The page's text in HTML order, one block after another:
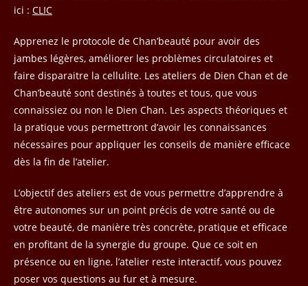
ici : CLIC
Apprenez le protocole de Chan’beauté pour avoir des
jambes légères, améliorer les problèmes circulatoires et
faire disparaitre la cellulite. Les ateliers de Dien Chan et de
Chan’beauté sont destinés à toutes et tous, que vous
connaissiez ou non le Dien Chan. Les aspects théoriques et
la pratique vous permettront d’avoir les connaissances
nécessaires pour appliquer les conseils de manière efficace
dès la fin de l’atelier.
L’objectif des ateliers est de vous permettre d’apprendre à
être autonomes sur un point précis de votre santé ou de
votre beauté, de manière très concrète, pratique et efficace
en profitant de la synergie du groupe. Que ce soit en
présence ou en ligne, l’atelier reste interactif, vous pouvez
poser vos questions au fur et à mesure.